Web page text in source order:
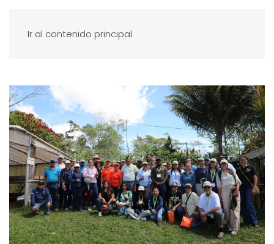
Ir al contenido principal